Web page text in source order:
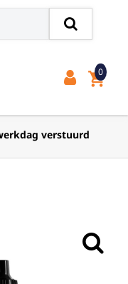
shopping_cart
0
verstuurd